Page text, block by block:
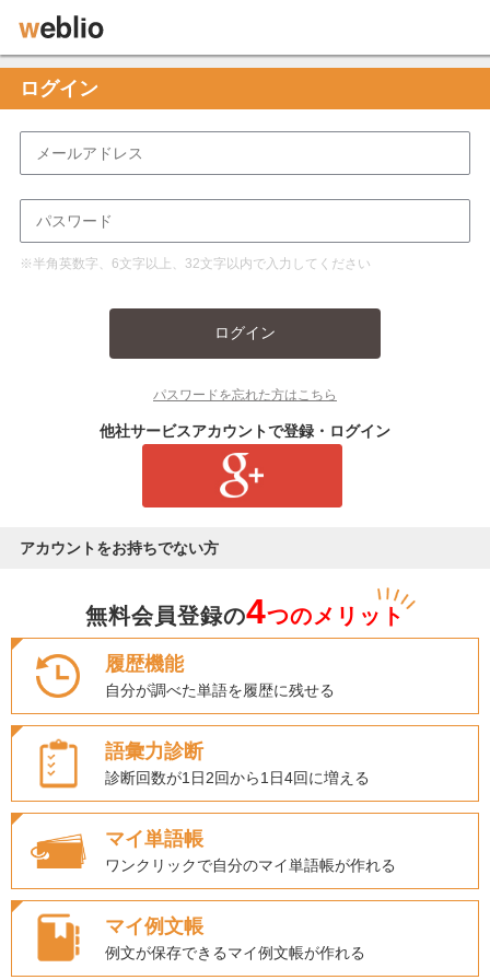
ログイン
※半角英数字、6文字以上、32文字以内で入力してください
ログイン
パスワードを忘れた方はこちら
他社サービスアカウントで登録・ログイン
アカウントをお持ちでない方
無料会員登録の4つのメリット
履歴機能
自分が調べた単語を履歴に残せる
語彙力診断
診断回数が1日2回から1日4回に増える
マイ単語帳
ワンクリックで自分のマイ単語帳が作れる
マイ例文帳
例文が保存できるマイ例文帳が作れる